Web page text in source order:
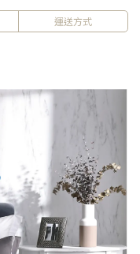
運送方式